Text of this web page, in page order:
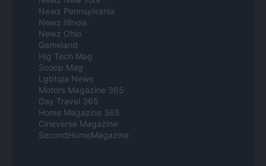
Newz Pennsylvania
Newz Illinois
Newz Ohio
Gameland
Hig Tech Mag
Scoop Mag
Lgbtqia News
Motors Magazine 365
Day Travel 365
Home Magazine 365
Cineverse Magazine
SecondHomeMagazine